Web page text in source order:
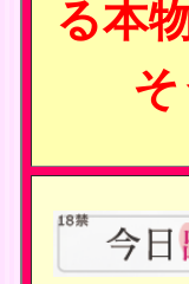
る本